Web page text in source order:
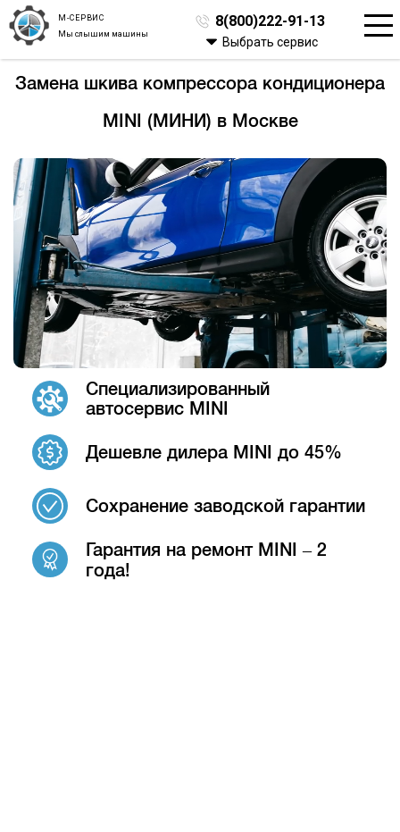
М-СЕРВИС
Мы слышим машины
8(800)222-91-13
Выбрать сервис
Замена шкива компрессора кондиционера
MINI (МИНИ) в Москве
Специализированный
автосервис MINI
Дешевле дилера MINI до 45%
Сохранение заводской гарантии
Гарантия на ремонт MINI – 2
года!